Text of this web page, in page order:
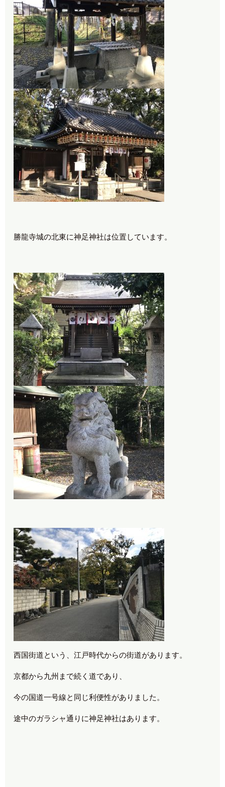
勝龍寺城の北東に神足神社は位置しています。
西国街道という、江戸時代からの街道があります。
京都から九州まで続く道であり、
今の国道一号線と同じ利便性がありました。
途中のガラシャ通りに神足神社はあります。